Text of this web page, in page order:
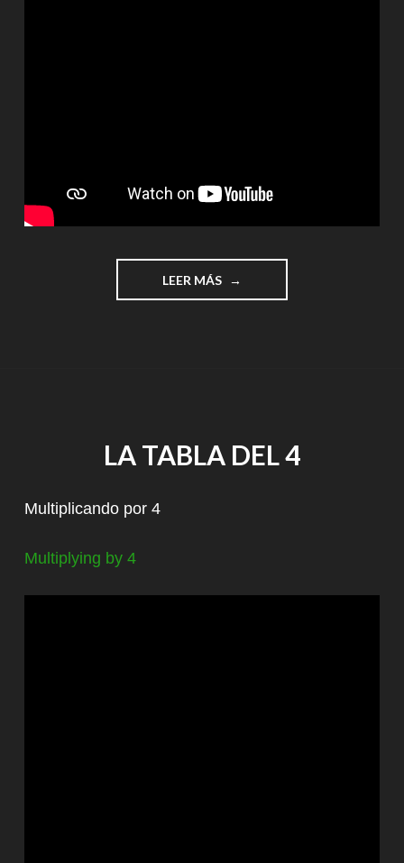
LEER MÁS "¡SUMAS,
RESTAS
LA TABLA DEL 4
Multiplicando por 4
Multiplying by 4